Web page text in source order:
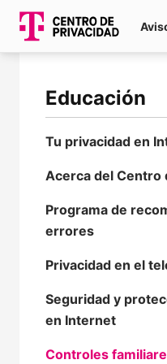
Educación
Tu privacidad en
Acerca del Centro
Programa de
errores
Privacidad en el
Seguridad y
en Internet
Controles